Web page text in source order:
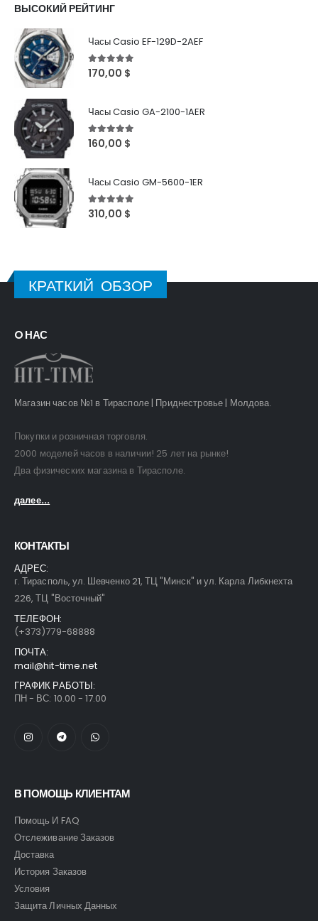
ВЫСОКИЙ РЕЙТИНГ
Часы Casio EF-129D-2AEF
5out of 5
170,00 $
Часы Casio GA-2100-1AER
5out of 5
160,00 $
Часы Casio GM-5600-1ER
5out of 5
310,00 $
КРАТКИЙ ОБЗОР
O НАС
Магазин часов №1 в Тирасполе | Приднестровье | Молдова.
Покупки и розничная торговля.
2000 моделей часов в наличии! 25 лет на рынке!
Два физических магазина в Тирасполе.
далее...
КОНТАКТЫ
АДРЕС:
г. Тирасполь, ул. Шевченко 21, ТЦ "Минск" и ул. Карла Либкнехта
226, ТЦ "Восточный"
ТЕЛЕФОН:
(+373)779-68888
ПОЧТА:
mail@hit-time.net
ГРАФИК РАБОТЫ:
ПН - ВС: 10.00 - 17.00
В ПОМОЩЬ КЛИЕНТАМ
Помощь И FAQ
Отслеживание Заказов
Доставка
История Заказов
Условия
Защита Личных Данных